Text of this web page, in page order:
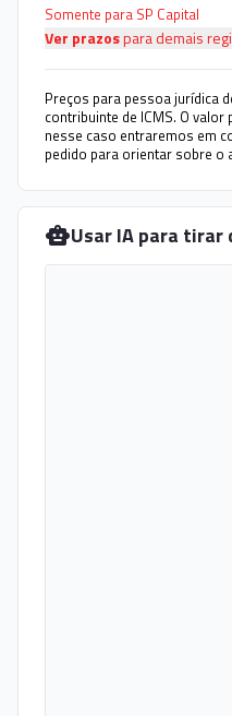
Somente para SP Capital
Ver prazospara demais
Preços para pessoa jurídica
contribuinte de ICMS. O
nesse caso entraremos em
pedido para orientar sobre o
Usar IA para tirar